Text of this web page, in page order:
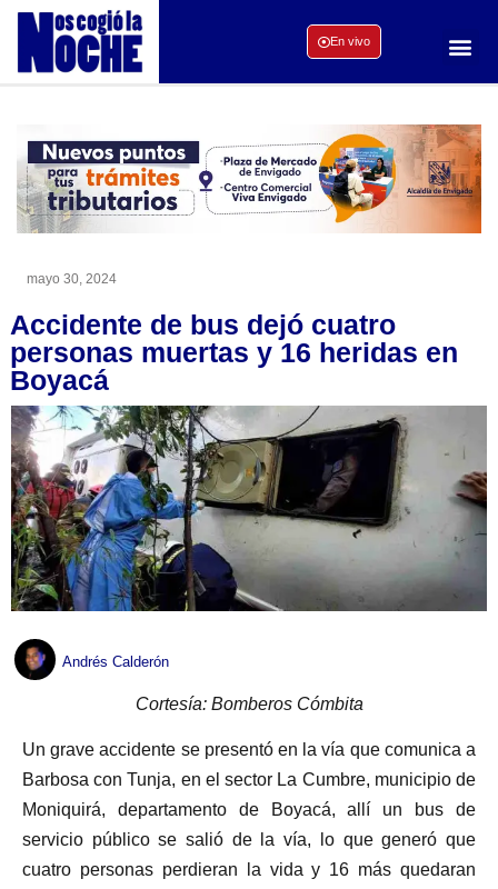
En vivo
mayo 30, 2024
Accidente de bus dejó cuatro
personas muertas y 16 heridas en
Boyacá
Andrés Calderón
Cortesía: Bomberos Cómbita
Un grave accidente se presentó en la vía que comunica a
Barbosa con Tunja, en el sector La Cumbre, municipio de
Moniquirá, departamento de Boyacá, allí un bus de
servicio público se salió de la vía, lo que generó que
cuatro personas perdieran la vida y 16 más quedaran